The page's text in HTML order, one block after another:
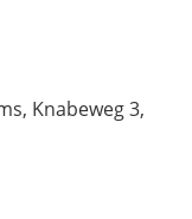
Knabeweg 3,